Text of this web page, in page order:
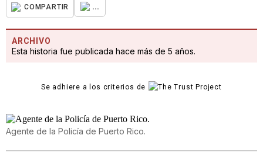
COMPARTIR ...
ARCHIVO
Esta historia fue publicada hace más de 5 años.
Se adhiere a los criterios de
Agente de la Policía de Puerto Rico.